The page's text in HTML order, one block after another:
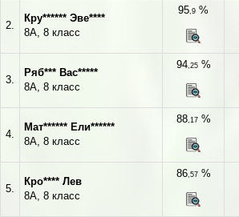
2.
Кру****** Эве****
8А, 8 класс
95,9 %
3.
Ряб*** Вас*****
8А, 8 класс
94,25%
4.
Мат****** Ели******
8А, 8 класс
88,17%
5.
Кро**** Лев
8А, 8 класс
86,57%